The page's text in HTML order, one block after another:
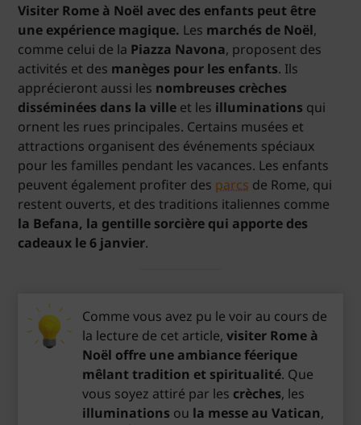
Visiter Rome à Noël avec des enfants peut être
une expérience magique. Les marchés de Noël,
comme celui de la Piazza Navona, proposent des
activités et des manèges pour les enfants. Ils
apprécieront aussi les nombreuses crèches
disséminées dans la ville et les illuminations qui
ornent les rues principales. Certains musées et
attractions organisent des événements spéciaux
pour les familles pendant les vacances. Les enfants
peuvent également profiter des parcs de Rome, qui
restent ouverts, et des traditions italiennes comme
la Befana, la gentille sorcière qui apporte des
cadeaux le 6 janvier.
Comme vous avez pu le voir au cours de
la lecture de cet article,visiter Rome à
Noël offre une ambiance féerique
mêlant tradition et spiritualité. Que
vous soyez attiré par les crèches, les
illuminations ou la messe au Vatican,